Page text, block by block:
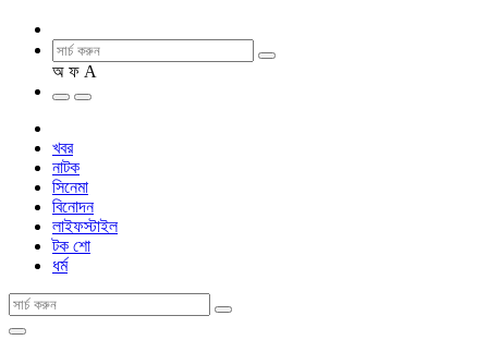
অ ফ A
খবর
নাটক
সিনেমা
বিনোদন
লাইফস্টাইল
টক শো
ধর্ম